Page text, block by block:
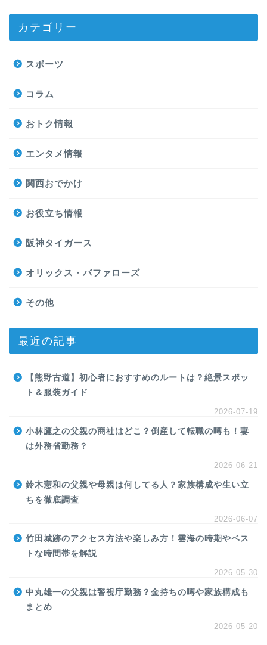
カテゴリー
スポーツ
コラム
おトク情報
エンタメ情報
関西おでかけ
お役立ち情報
阪神タイガース
オリックス・バファローズ
その他
最近の記事
【熊野古道】初心者におすすめのルートは？絶景スポッ
ト＆服装ガイド
2026-07-19
小林鷹之の父親の商社はどこ？倒産して転職の噂も！妻
は外務省勤務？
2026-06-21
鈴木憲和の父親や母親は何してる人？家族構成や生い立
ちを徹底調査
2026-06-07
竹田城跡のアクセス方法や楽しみ方！雲海の時期やベス
トな時間帯を解説
2026-05-30
中丸雄一の父親は警視庁勤務？金持ちの噂や家族構成も
まとめ
2026-05-20